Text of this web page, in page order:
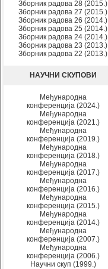
Зборник радова 28 (2015.)
Зборник радова 27 (2015.)
Зборник радова 26 (2014.)
Зборник радова 25 (2014.)
Зборник радова 24 (2014.)
Зборник радова 23 (2013.)
Зборник радова 22 (2013.)
НАУЧНИ СКУПОВИ
Међународна
конференција (2024.)
Међународна
конференција (2021.)
Међународна
конференција (2019.)
Међународна
конференција (2018.)
Међународна
конференција (2017.)
Међународна
конференција (2016.)
Међународна
конференција (2015.)
Међународна
конференција (2014.)
Међународна
конференција (2007.)
Међународна
конференција (2006.)
Научни скуп (1999.)